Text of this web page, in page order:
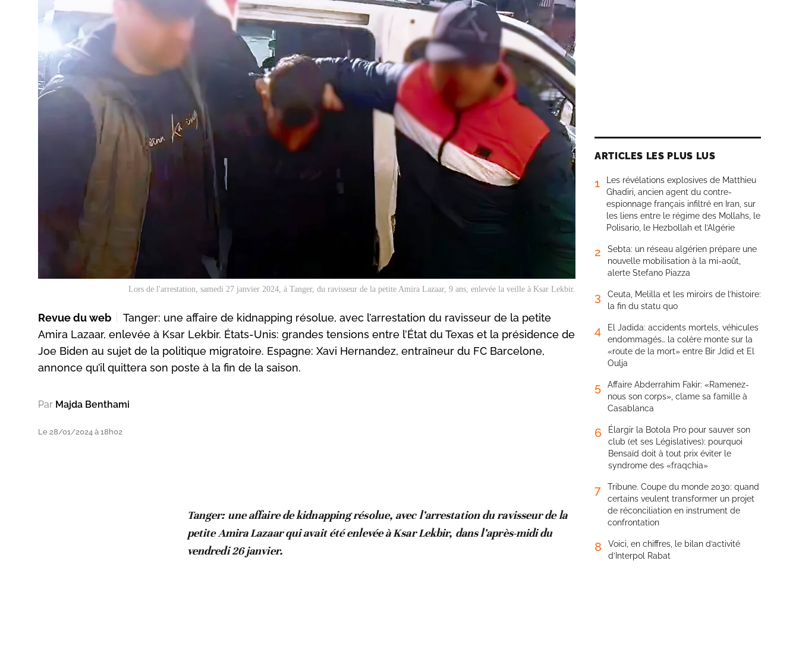
Lors de l'arrestation, samedi 27 janvier 2024, à Tanger, du ravisseur de la petite Amira Lazaar, 9 ans, enlevée la veille à Ksar Lekbir.
Revue du web
Tanger: une affaire de kidnapping résolue, avec l’arrestation du ravisseur de la petite
Amira Lazaar, enlevée à Ksar Lekbir. États-Unis: grandes tensions entre l’État du Texas et la présidence de
Joe Biden au sujet de la politique migratoire. Espagne: Xavi Hernandez, entraîneur du FC Barcelone,
annonce qu’il quittera son poste à la fin de la saison.
Par Majda Benthami
Le 28/01/2024 à 18h02
Tanger: une affaire de kidnapping résolue, avec l’arrestation du ravisseur de la
petite Amira Lazaar qui avait été enlevée à Ksar Lekbir, dans l’après-midi du
vendredi 26 janvier.
ARTICLES LES PLUS LUS
1
Les révélations explosives de Matthieu
Ghadiri, ancien agent du contre-
espionnage français infiltré en Iran, sur
les liens entre le régime des Mollahs, le
Polisario, le Hezbollah et l’Algérie
2
Sebta: un réseau algérien prépare une
nouvelle mobilisation à la mi-août,
alerte Stefano Piazza
3
Ceuta, Melilla et les miroirs de l’histoire:
la fin du statu quo
4
El Jadida: accidents mortels, véhicules
endommagés… la colère monte sur la
«route de la mort» entre Bir Jdid et El
Oulja
5
Affaire Abderrahim Fakir: «Ramenez-
nous son corps», clame sa famille à
Casablanca
6
Élargir la Botola Pro pour sauver son
club (et ses Législatives): pourquoi
Bensaïd doit à tout prix éviter le
syndrome des «fraqchia»
7
Tribune. Coupe du monde 2030: quand
certains veulent transformer un projet
de réconciliation en instrument de
confrontation
8
Voici, en chiffres, le bilan d’activité
d’Interpol Rabat